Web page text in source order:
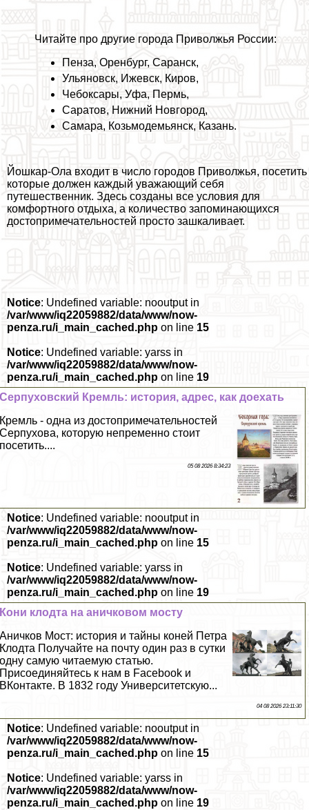
Читайте про другие города Приволжья России:
Пенза, Оренбург, Саранск,
Ульяновск, Ижевск, Киров,
Чебоксары, Уфа, Пермь,
Саратов, Нижний Новгород,
Самара, Козьмодемьянск, Казань.
Йошкар-Ола входит в число городов Приволжья, посетить
которые должен каждый уважающий себя
путешественник. Здесь созданы все условия для
комфортного отдыха, а количество запоминающихся
достопримечательностей просто зашкаливает.
Notice: Undefined variable: nooutput in
/var/www/iq22059882/data/www/now-
penza.ru/i_main_cached.php on line 15
Notice: Undefined variable: yarss in
/var/www/iq22059882/data/www/now-
penza.ru/i_main_cached.php on line 19
Серпуховский Кремль: история, адрес, как доехать
Кремль - одна из достопримечательностей
Серпухова, которую непременно стоит
посетить....
05 08 2026 8:34:23
Notice: Undefined variable: nooutput in
/var/www/iq22059882/data/www/now-
penza.ru/i_main_cached.php on line 15
Notice: Undefined variable: yarss in
/var/www/iq22059882/data/www/now-
penza.ru/i_main_cached.php on line 19
Кони клодта на аничковом мосту
Аничков Мост: история и тайны коней Петра
Клодта Получайте на почту один раз в сутки
одну самую читаемую статью.
Присоединяйтесь к нам в Facebook и
ВКонтакте. В 1832 году Университетскую...
04 08 2026 23:11:30
Notice: Undefined variable: nooutput in
/var/www/iq22059882/data/www/now-
penza.ru/i_main_cached.php on line 15
Notice: Undefined variable: yarss in
/var/www/iq22059882/data/www/now-
penza.ru/i_main_cached.php on line 19